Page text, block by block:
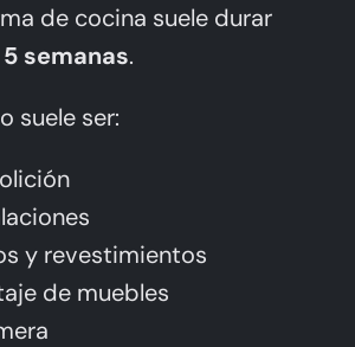
de cocina suele durar
semanas.
suele ser:
y revestimientos
de muebles